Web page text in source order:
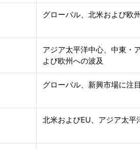
グローバル、北米および欧
アジア太平洋中心、中東・
よび欧州への波及
グローバル、新興市場に注目
北米およびEU、アジア太平